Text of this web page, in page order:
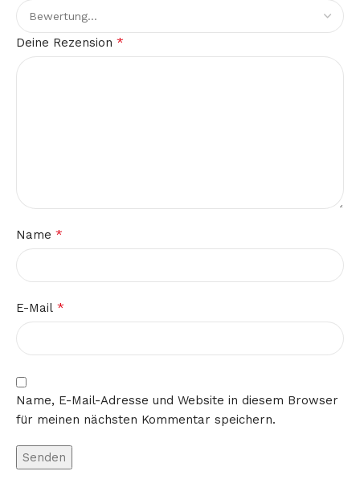
Deine Rezension *
Name *
E-Mail *
Name, E-Mail-Adresse und Website in diesem Browser
für meinen nächsten Kommentar speichern.